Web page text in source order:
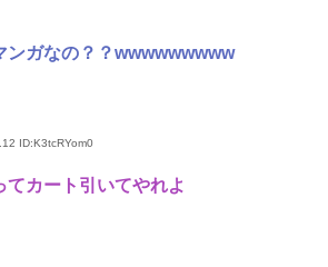
ンガなの？？wwwwwwwww
ID:K3tcRYom0
てカート引いてやれよ